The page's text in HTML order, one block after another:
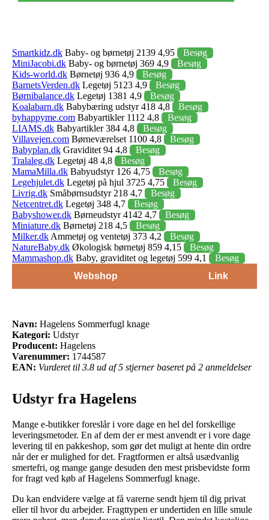
Smartkidz.dk Baby- og børnetøj 2139 4,95
Besøg
MiniJacobi.dk Baby- og børnetøj 369 4,9
Besøg
Kids-world.dk Børnetøj 936 4,9
Besøg
BarnetsVerden.dk Legetøj 5123 4,9
Besøg
Børnibalance.dk Legetøj 1381 4,9
Besøg
Koalabarn.dk Babybæring udstyr 418 4,8
Besøg
byhappyme.com Babyartikler 1112 4,8
Besøg
LIAMS.dk Babyartikler 384 4,8
Besøg
Villavejen.com Børneværelset 1100 4,8
Besøg
Babyplan.dk Graviditet 94 4,8
Besøg
Tralaleg.dk Legetøj 48 4,8
Besøg
MamaMilla.dk Babyudstyr 126 4,75
Besøg
Legehjulet.dk Legetøj på hjul 3725 4,75
Besøg
Livrig.dk Småbørnsudstyr 218 4,7
Besøg
Netcentret.dk Legetøj 348 4,7
Besøg
Babyshower.dk Børneudstyr 4142 4,7
Besøg
Miniature.dk Børnetøj 218 4,5
Besøg
Milker.dk Ammetøj og ventetøj 373 4,2
Besøg
NatureBaby.dk Økologisk børnetøj 859 4,15
Besøg
Mammashop.dk Baby, graviditet og legetøj 599 4,1
Besøg
Webshop
Link
Navn: Hagelens Sommerfugl knage
Kategori: Udstyr
Producent: Hagelens
Varenummer: 1744587
EAN: Vurderet til 3.8 ud af 5 stjerner baseret på 2 anmeldelser
Udstyr fra Hagelens
Mange e-butikker foreslår i vore dage en hel del forskellige
leveringsmetoder. En af dem der er mest anvendt er i vore dage
levering til en pakkeshop, som gør det muligt at hente din ordre
når der er mulighed for det. Fragtformen er altså usædvanlig
smertefri, og mange gange desuden den mest prisbevidste form
for fragt ved køb af Hagelens Sommerfugl knage.
Du kan endvidere vælge at få varerne sendt hjem til dig privat
eller til hvor du arbejder. Fragttypen er undertiden en lille smule